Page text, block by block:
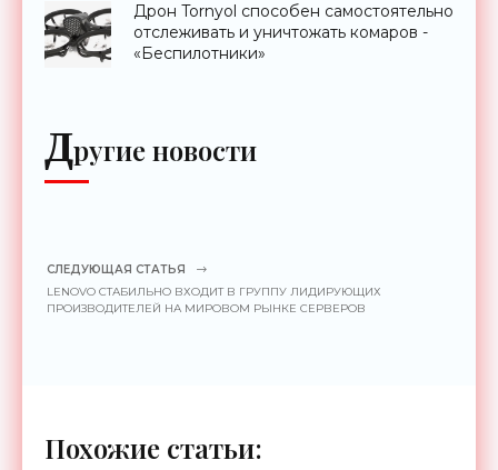
Дрон Tornyol способен самостоятельно
отслеживать и уничтожать комаров -
«Беспилотники»
Другие новости
СЛЕДУЮЩАЯ СТАТЬЯ
LENOVO СТАБИЛЬНО ВХОДИТ В ГРУППУ ЛИДИРУЮЩИХ
ПРОИЗВОДИТЕЛЕЙ НА МИРОВОМ РЫНКЕ СЕРВЕРОВ
Похожие статьи: